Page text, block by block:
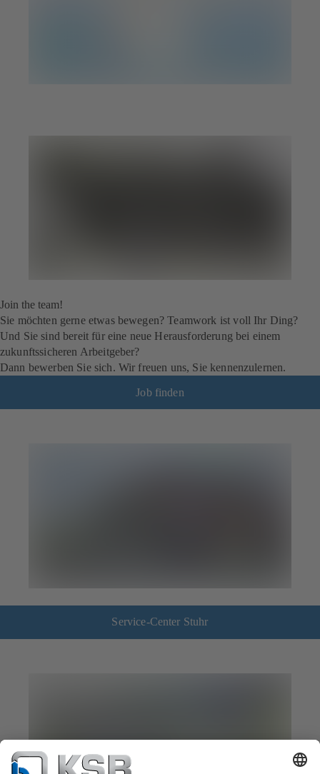
Join the team!
Sie möchten gerne etwas bewegen? Teamwork ist voll Ihr Ding?
Und Sie sind bereit für eine neue Herausforderung bei einem
zukunftssicheren Arbeitgeber?
Dann bewerben Sie sich. Wir freuen uns, Sie kennenzulernen.
Job finden
Service-Center Stuhr